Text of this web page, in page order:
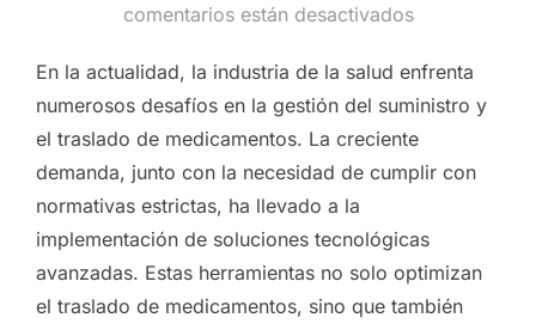
el
comentarios están desactivados
En la actualidad, la industria de la salud enfrenta
numerosos desafíos en la gestión del suministro y
el traslado de medicamentos. La creciente
demanda, junto con la necesidad de cumplir con
normativas estrictas, ha llevado a la
implementación de soluciones tecnológicas
avanzadas. Estas herramientas no solo optimizan
el traslado de medicamentos, sino que también